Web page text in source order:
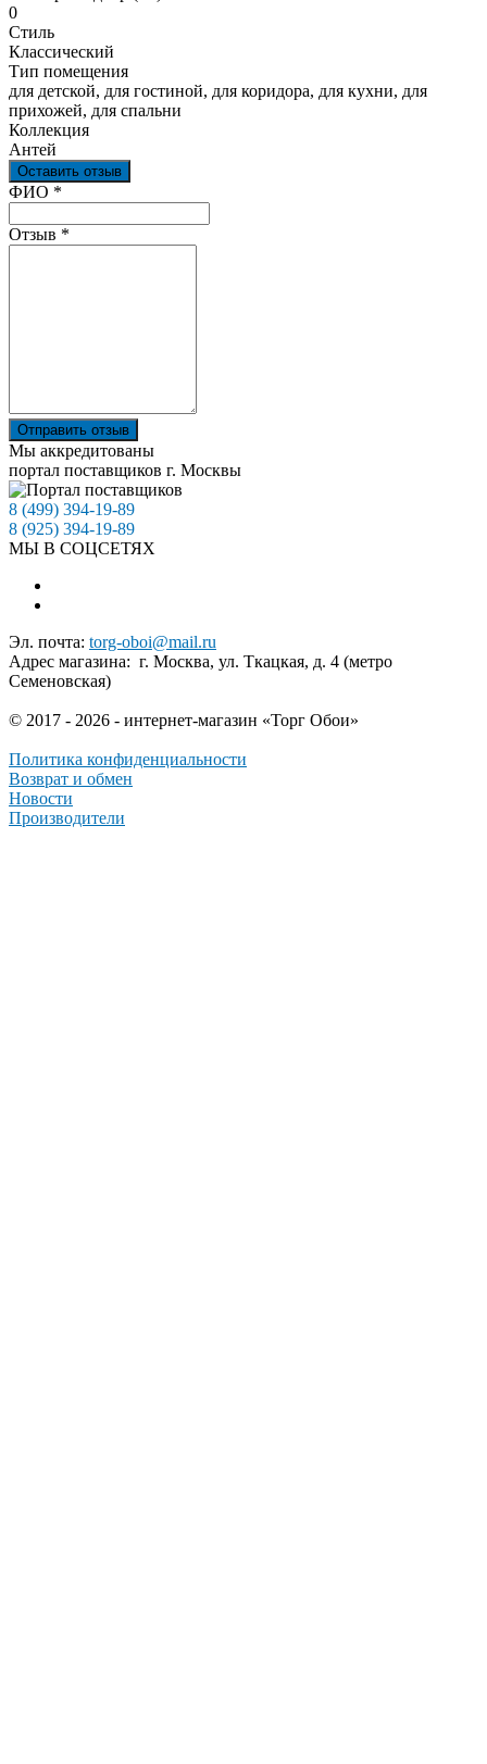
0
Стиль
Классический
Тип помещения
для детской, для гостиной, для коридора, для кухни, для
прихожей, для спальни
Коллекция
Антей
Оставить отзыв
Ваш отзыв был отправлен!
ФИО *
Отзыв *
Отправить отзыв
Мы аккредитованы
портал поставщиков г. Москвы
8 (499) 394-19-89
8 (925) 394-19-89
МЫ В СОЦСЕТЯХ
Эл. почта: torg-oboi@mail.ru
Адрес магазина: г. Москва, ул. Ткацкая, д. 4 (метро
Семеновская)
© 2017 - 2026 - интернет-магазин «Торг Обои»
Политика конфиденциальности
Возврат и обмен
Новости
Производители